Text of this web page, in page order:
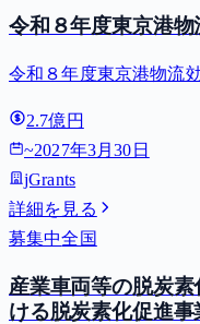
令和８年度東京港
令和８年度東京港物流
2.7億円
~2027年3月30日
jGrants
詳細を見る
募集中全国
産業車両等の脱炭
ける脱炭素化促進